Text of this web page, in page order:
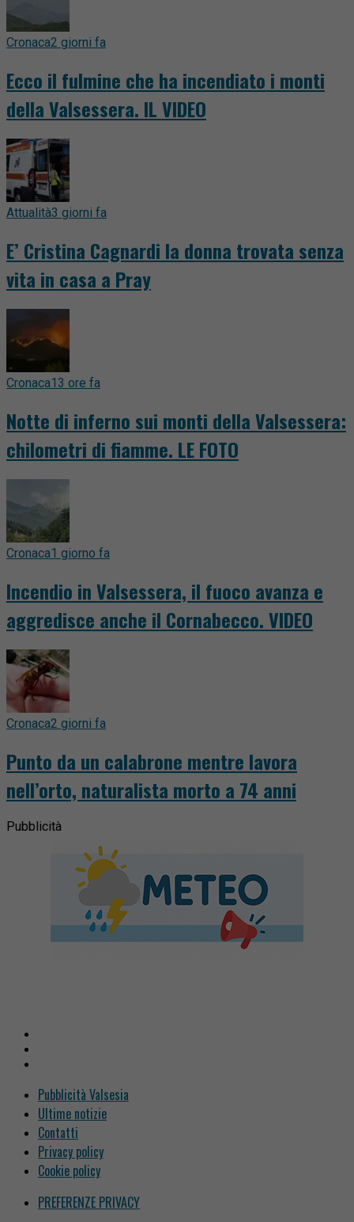
Cronaca2 giorni fa
Ecco il fulmine che ha incendiato i monti
della Valsessera. IL VIDEO
Attualità3 giorni fa
E’ Cristina Cagnardi la donna trovata senza
vita in casa a Pray
Cronaca13 ore fa
Notte di inferno sui monti della Valsessera:
chilometri di fiamme. LE FOTO
Cronaca1 giorno fa
Incendio in Valsessera, il fuoco avanza e
aggredisce anche il Cornabecco. VIDEO
Cronaca2 giorni fa
Punto da un calabrone mentre lavora
nell’orto, naturalista morto a 74 anni
Pubblicità
Pubblicità Valsesia
Ultime notizie
Contatti
Privacy policy
Cookie policy
PREFERENZE PRIVACY